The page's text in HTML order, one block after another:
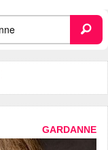
GARDANNE